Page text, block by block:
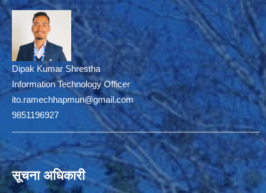
Dipak Kumar Shrestha
Information Technology Officer
ito.ramechhapmun@gmail.com
9851196927
सूचना अधिकारी